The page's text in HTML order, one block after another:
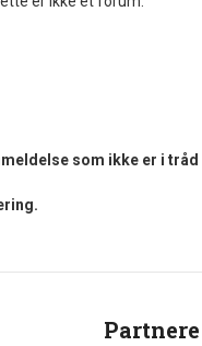
som ikke er i
Partnere